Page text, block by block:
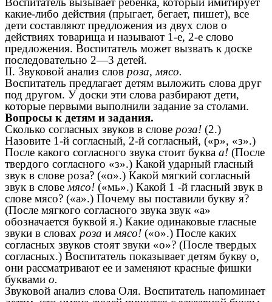
какие-либо действия (прыгает, бегает, пишет), все
дети составляют предложения из двух слов о
действиях товарища и называют 1-е, 2-е слово
предложения. Воспитатель может вызвать к доске
последовательно 2—3 детей.
II. Звуковой анализ слов роза, мясо.
Воспитатель предлагает детям выложить слова друг
под другом. У доски эти слова разбирают дети,
которые первыми выполнили задание за столами.
Вопросы к детям и задания.
Сколько согласных звуков в слове роза! (2.)
Назовите 1-й согласный, 2-й согласный, («р», «з».)
После какого согласного звука стоит буква а! (После
твердого согласного «з».) Какой ударный гласный
звук в слове роза? («о».) Какой мягкий согласный
звук в словемясо! («мь».) Какой 1 -й гласный звук в
слове мясо? («а».) Почему вы поставили букву я?
(После мягкого согласного звука звук «а»
обозначается буквой я.) Какие одинаковые гласные
звуки в словах роза имясо! («о».) После каких
согласных звуков стоят звуки «о»? (После твердых
согласных.) Воспитатель показывает детям букву о,
они рассматривают ее и заменяют красные фишки
буквами о.
Звуковой анализ слова Оля. Воспитатель напоминает